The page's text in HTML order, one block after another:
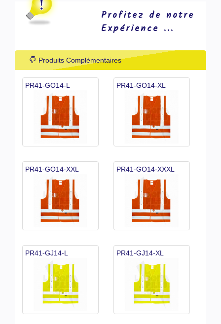
Profitez de notre
Expérience ...
Produits Complémentaires
PR41-GO14-L PR41-GO14-XL
PR41-GO14-XXL PR41-GO14-XXXL
PR41-GJ14-L PR41-GJ14-XL